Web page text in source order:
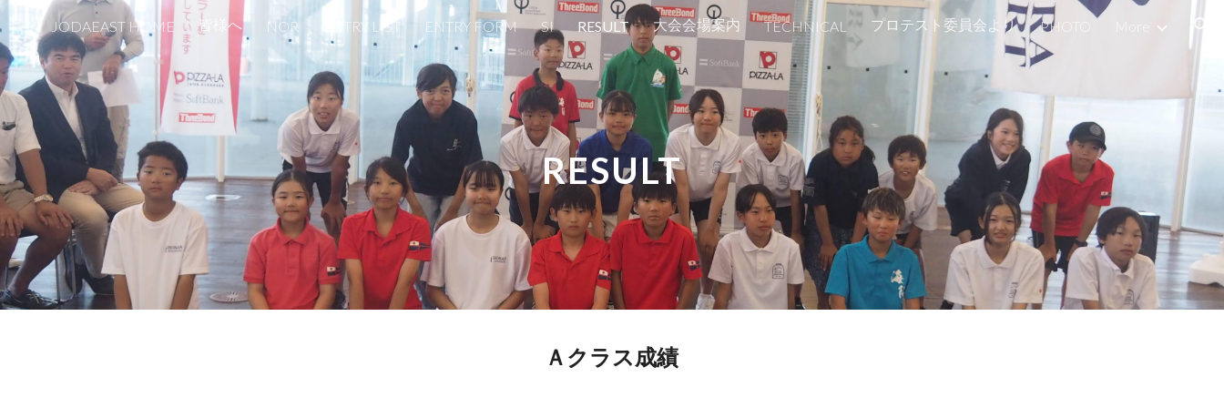
Skip to main content Skip to navigation
JODAEAST HOME 皆様へ NOR ENTRY LIST ENTRY FORM SI RESULT 大会会場案内 TECHNICAL プロテスト委員会より PHOTO
RESULT
Ａクラス成績